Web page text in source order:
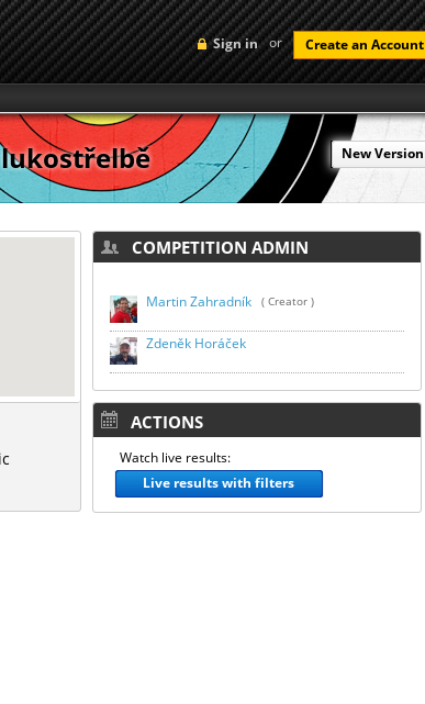
Sign in or Create an Account
New Version
COMPETITION ADMIN
Martin Zahradník ( Creator )
Zdeněk Horáček
ACTIONS
Watch live results:
Live results with filters